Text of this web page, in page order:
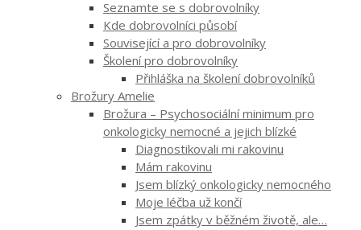
Seznamte se s dobrovolníky
Kde dobrovolníci působí
Související a pro dobrovolníky
Školení pro dobrovolníky
Přihláška na školení dobrovolníků
Brožury Amelie
Brožura – Psychosociální minimum pro
onkologicky nemocné a jejich blízké
Diagnostikovali mi rakovinu
Mám rakovinu
Jsem blízký onkologicky nemocného
Moje léčba už končí
Jsem zpátky v běžném životě, ale…